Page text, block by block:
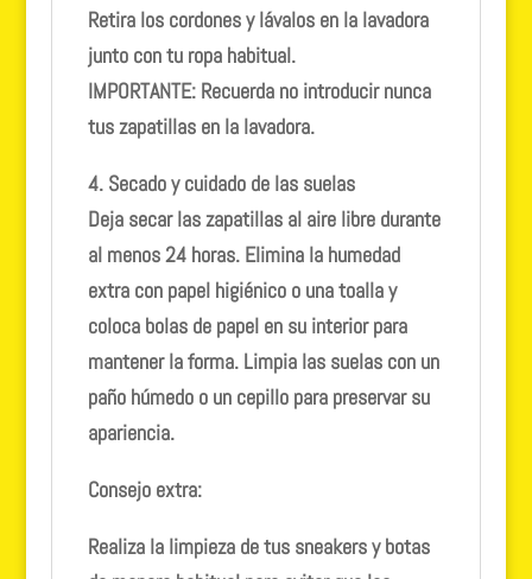
Retira los cordones y lávalos en la lavadora
junto con tu ropa habitual.
IMPORTANTE: Recuerda no introducir nunca
tus zapatillas en la lavadora.
4. Secado y cuidado de las suelas
Deja secar las zapatillas al aire libre durante
al menos 24 horas. Elimina la humedad
extra con papel higiénico o una toalla y
coloca bolas de papel en su interior para
mantener la forma. Limpia las suelas con un
paño húmedo o un cepillo para preservar su
apariencia.
Consejo extra:
Realiza la limpieza de tus sneakers y botas